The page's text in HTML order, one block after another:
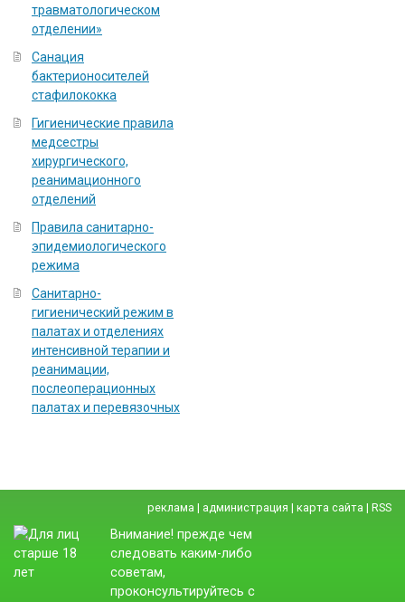
травматологическом
отделении»
Санация
бактерионосителей
стафилококка
Гигиенические правила
медсестры
хирургического,
реанимационного
отделений
Правила санитарно-
эпидемиологического
режима
Санитарно-
гигиенический режим в
палатах и отделениях
интенсивной терапии и
реанимации,
послеоперационных
палатах и перевязочных
реклама | администрация | карта сайта | RSS
Внимание! прежде чем
следовать каким-либо
советам,
проконсультируйтесь с